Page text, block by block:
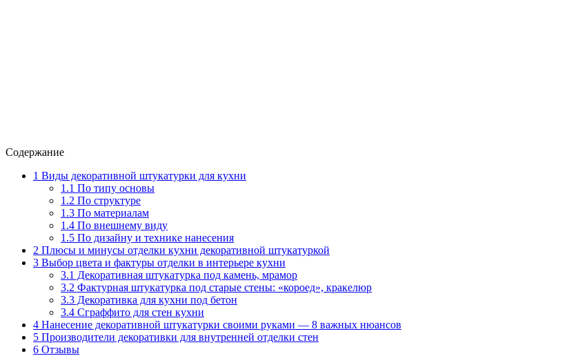
Содержание
1 Виды декоративной штукатурки для кухни
1.1 По типу основы
1.2 По структуре
1.3 По материалам
1.4 По внешнему виду
1.5 По дизайну и технике нанесения
2 Плюсы и минусы отделки кухни декоративной штукатуркой
3 Выбор цвета и фактуры отделки в интерьере кухни
3.1 Декоративная штукатурка под камень, мрамор
3.2 Фактурная штукатурка под старые стены: «короед», кракелюр
3.3 Декоративка для кухни под бетон
3.4 Сграффито для стен кухни
4 Нанесение декоративной штукатурки своими руками — 8 важных нюансов
5 Производители декоративки для внутренней отделки стен
6 Отзывы